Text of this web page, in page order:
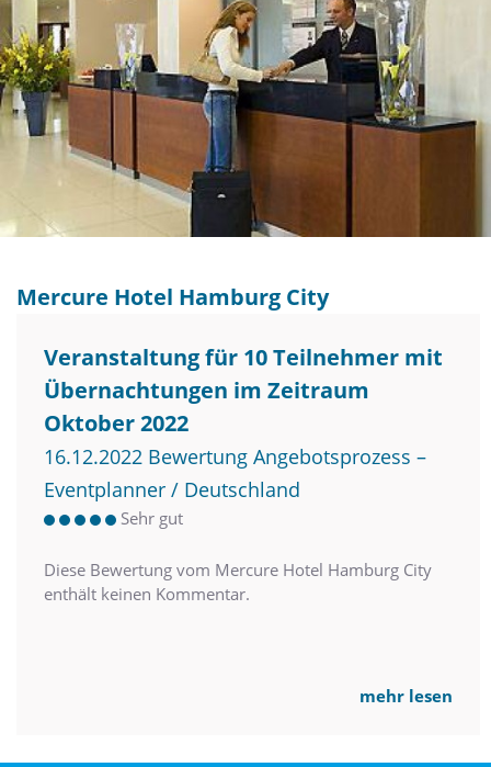
Mercure Hotel Hamburg City
Veranstaltung für 10 Teilnehmer mit
Übernachtungen im Zeitraum
Oktober 2022
16.12.2022 Bewertung Angebotsprozess –
Eventplanner / Deutschland
Sehr gut
Diese Bewertung vom Mercure Hotel Hamburg City
enthält keinen Kommentar.
mehr lesen